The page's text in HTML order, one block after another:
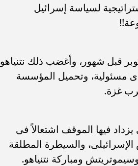
لسياسة إسرائيل
قام بتشكيل لجنة تحقيق فيما حدث فى ٧ أكتوبر قبل شهور، وأغضب ذلك نتنياهو
مسئولية، وتحميل المؤسسة
فيها الموقف اشتعالاً فى
والسيطرة المطلقة
ومباركة نتنياهو.